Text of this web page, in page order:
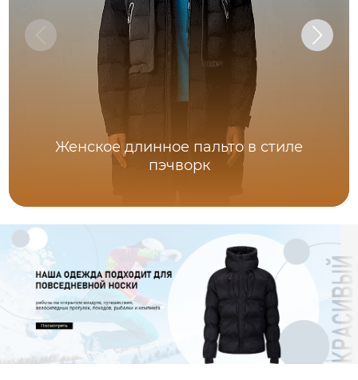
Женское длинное пальто в стиле
пэчворк